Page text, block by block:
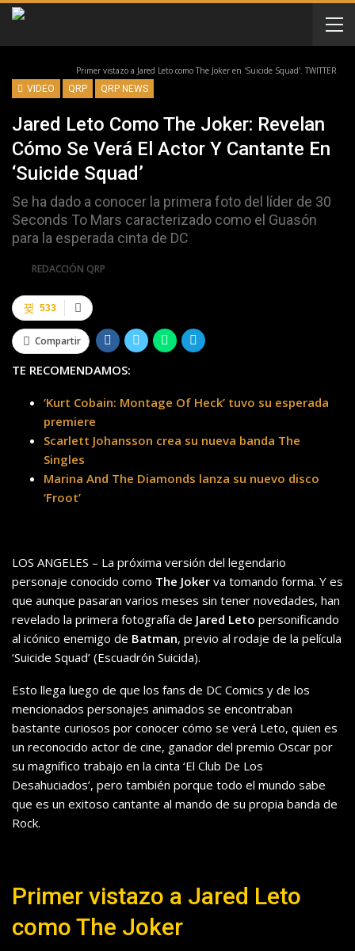
Primer vistazo a Jared Leto como The Joker en 'Suicide Squad'. TWITTER
VIDEO
QRP QRP NEWS
Jared Leto Como The Joker: Revelan
Cómo Se Verá El Actor Y Cantante En
‘Suicide Squad’
Se ha dado a conocer la primera foto del líder de 30
Seconds To Mars caracterizado como el Guasón
para la esperada cinta de DC
REDACCIÓN QRP
533
Compartir
TE RECOMENDAMOS:
‘Kurt Cobain: Montage Of Heck’ tuvo su esperada
premiere
Scarlett Johansson crea su nueva banda The
Singles
Marina And The Diamonds lanza su nuevo disco
‘Froot’
LOS ANGELES – La próxima versión del legendario
personaje conocido como The Joker va tomando forma. Y es
que aunque pasaran varios meses sin tener novedades, han
revelado la primera fotografía de Jared Leto personificando
al icónico enemigo de Batman, previo al rodaje de la película
‘Suicide Squad’ (Escuadrón Suicida).
Esto llega luego de que los fans de DC Comics y de los
mencionados personajes animados se encontraban
bastante curiosos por conocer cómo se verá Leto, quien es
un reconocido actor de cine, ganador del premio Oscar por
su magnífico trabajo en la cinta ‘El Club De Los
Desahuciados’, pero también porque todo el mundo sabe
que es un exitoso cantante al mando de su propia banda de
Rock.
Primer vistazo a Jared Leto
como The Joker